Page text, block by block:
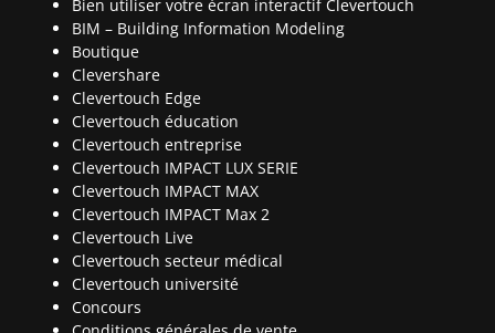
Bien utiliser votre écran interactif Clevertouch
BIM – Building Information Modeling
Boutique
Clevershare
Clevertouch Edge
Clevertouch éducation
Clevertouch entreprise
Clevertouch IMPACT LUX SERIE
Clevertouch IMPACT MAX
Clevertouch IMPACT Max 2
Clevertouch Live
Clevertouch secteur médical
Clevertouch université
Concours